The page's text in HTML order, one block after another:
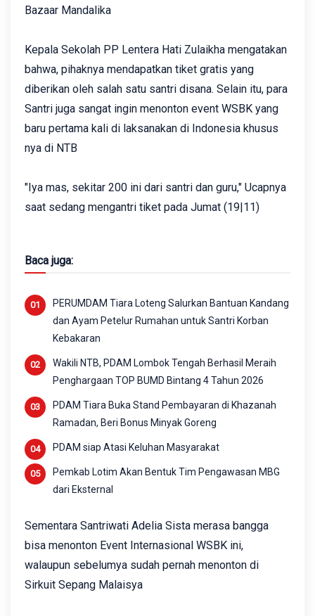
Bazaar Mandalika
Kepala Sekolah PP Lentera Hati Zulaikha mengatakan
bahwa, pihaknya mendapatkan tiket gratis yang
diberikan oleh salah satu santri disana. Selain itu, para
Santri juga sangat ingin menonton event WSBK yang
baru pertama kali di laksanakan di Indonesia khusus
nya di NTB
"Iya mas, sekitar 200 ini dari santri dan guru," Ucapnya
saat sedang mengantri tiket pada Jumat (19|11)
Baca juga:
PERUMDAM Tiara Loteng Salurkan Bantuan Kandang
dan Ayam Petelur Rumahan untuk Santri Korban
Kebakaran
Wakili NTB, PDAM Lombok Tengah Berhasil Meraih
Penghargaan TOP BUMD Bintang 4 Tahun 2026
PDAM Tiara Buka Stand Pembayaran di Khazanah
Ramadan, Beri Bonus Minyak Goreng
PDAM siap Atasi Keluhan Masyarakat
Pemkab Lotim Akan Bentuk Tim Pengawasan MBG
dari Eksternal
Sementara Santriwati Adelia Sista merasa bangga
bisa menonton Event Internasional WSBK ini,
walaupun sebelumya sudah pernah menonton di
Sirkuit Sepang Malaisya